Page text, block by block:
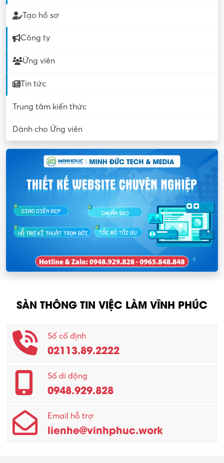
Tạo hồ sơ
Công ty
Ứng viên
Tin tức
Trung tâm kiến thức
Dành cho Ứng viên
SÀN THÔNG TIN VIỆC LÀM VĨNH PHÚC
Số cố định
02113.89.2222
Số di động
0948.929.828
Email hỗ trợ
lienhe@vinhphuc.work